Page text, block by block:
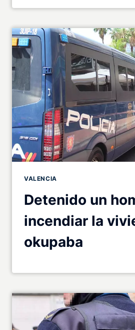
VALENCIA
Detenido un
incendiar la
okupaba